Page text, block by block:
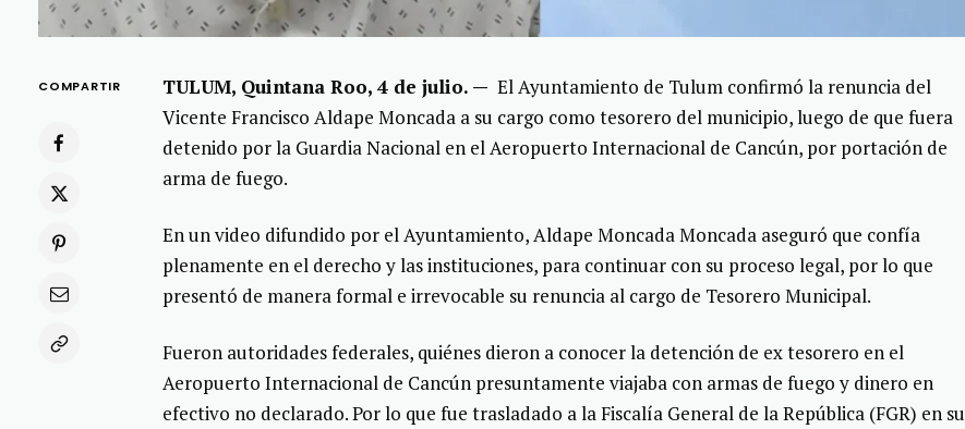
COMPARTIR TULUM, Quintana Roo, 4 de julio. — El Ayuntamiento de Tulum confirmó la renuncia del
Vicente Francisco Aldape Moncada a su cargo como tesorero del municipio, luego de que fuera
detenido por la Guardia Nacional en el Aeropuerto Internacional de Cancún, por portación de
arma de fuego.
En un video difundido por el Ayuntamiento, Aldape Moncada Moncada aseguró que confía
plenamente en el derecho y las instituciones, para continuar con su proceso legal, por lo que
presentó de manera formal e irrevocable su renuncia al cargo de Tesorero Municipal.
Fueron autoridades federales, quiénes dieron a conocer la detención de ex tesorero en el
Aeropuerto Internacional de Cancún presuntamente viajaba con armas de fuego y dinero en
efectivo no declarado. Por lo que fue trasladado a la Fiscalía General de la República (FGR) en su